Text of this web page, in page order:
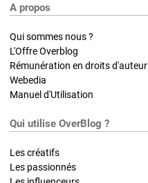
A propos
Qui sommes nous ?
L'Offre Overblog
Rémunération en droits d'auteur
Webedia
Manuel d'Utilisation
Qui utilise OverBlog ?
Les créatifs
Les passionnés